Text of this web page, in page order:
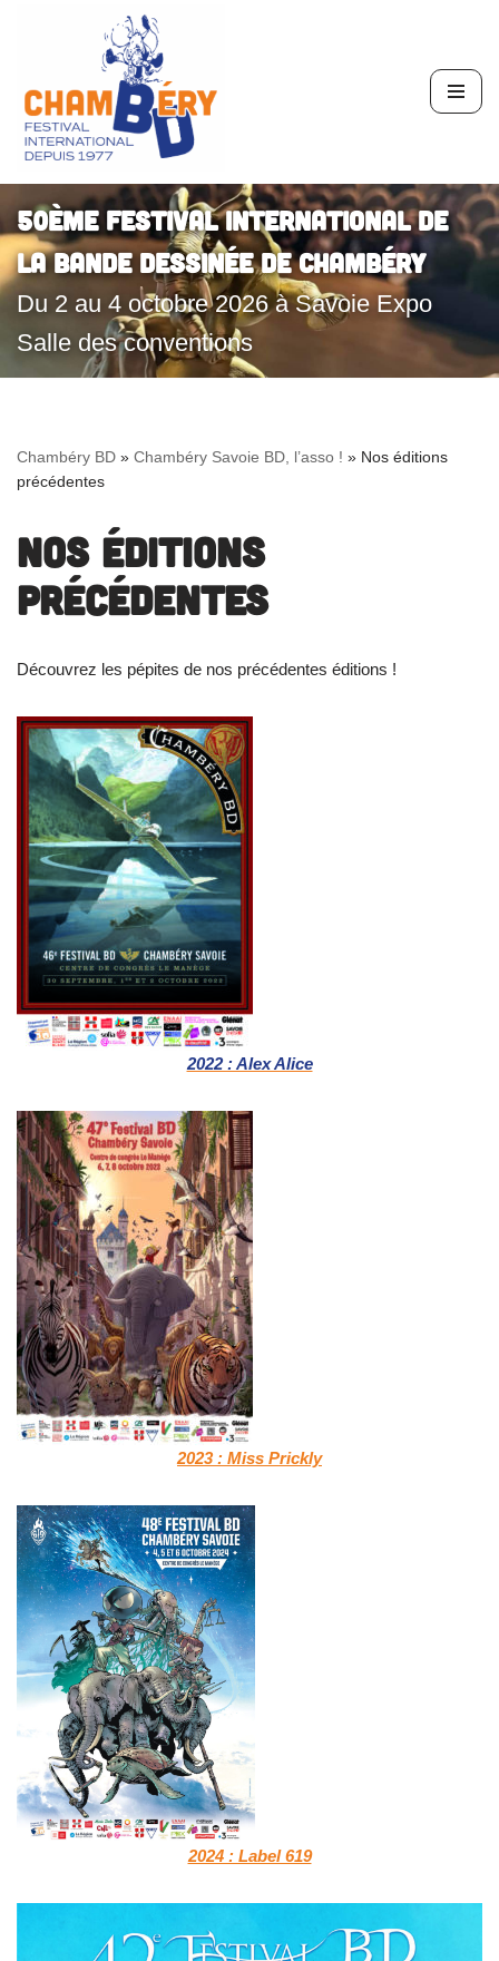
au
contenu
50ème Festival International de
la Bande Dessinée de Chambéry
Du 2 au 4 octobre 2026 à Savoie Expo
Salle des conventions
Chambéry BD » Chambéry Savoie BD, l’asso ! » Nos éditions
précédentes
Nos éditions
précédentes
Découvrez les pépites de nos précédentes éditions !
2022 : Alex Alice
2023 : Miss Prickly
2024 : Label 619